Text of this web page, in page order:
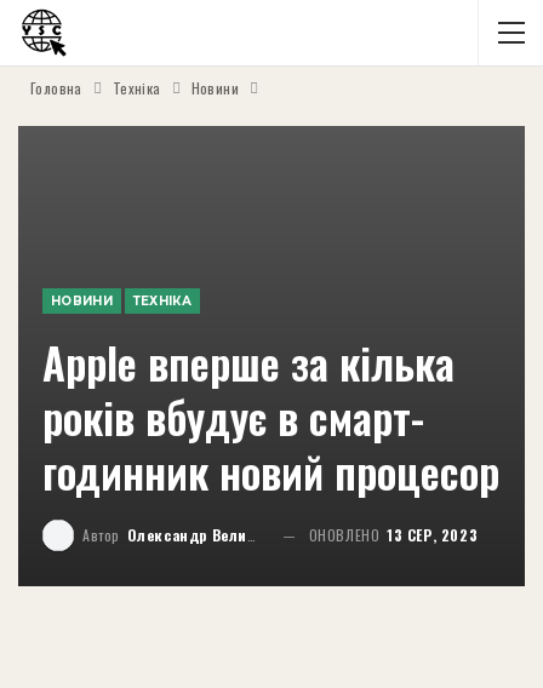
Головна Техніка Новини
НОВИНИ ТЕХНІКА
Apple вперше за кілька
років вбудує в смарт-
годинник новий процесор
Автор Олександр Великий ОНОВЛЕНО 13 СЕР, 2023